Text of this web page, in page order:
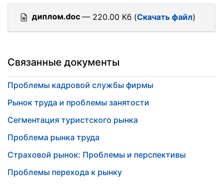
диплом.doc — 220.00 Кб (Скачать файл)
Связанные документы
Проблемы кадровой службы фирмы
Рынок труда и проблемы занятости
Сегментация туристского рынка
Проблема рынка труда
Страховой рынок: Проблемы и перспективы
Проблемы перехода к рынку